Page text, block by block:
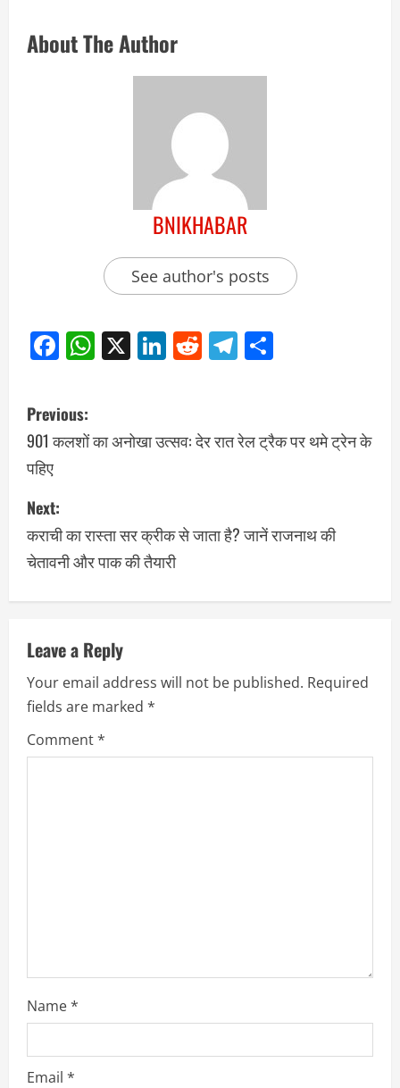
About The Author
BNIKHABAR
See author's posts
Facebook
WhatsApp
X LinkedIn
RedditTelegram
Previous:
901 कलशों का अनोखा उत्सव: देर रात रेल ट्रैक पर थमे ट्रेन के
पहिए
Next:
कराची का रास्ता सर क्रीक से जाता है? जानें राजनाथ की
चेतावनी और पाक की तैयारी
Leave a Reply
Your email address will not be published. Required
fields are marked *
Comment*
Name*
Email *